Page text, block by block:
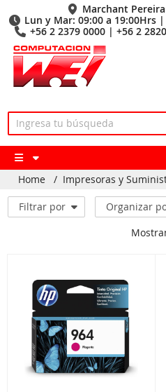
Marchant
Lun y Mar: 09:00 a 19:00Hrs
+56 2 2379 0000 | +56 2
Home / Impresoras y
Filtrar por Organizar